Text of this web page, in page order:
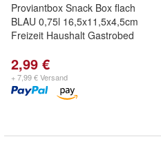
Proviantbox Snack Box flach
BLAU 0,75l 16,5x11,5x4,5cm
Freizeit Haushalt Gastrobed
2,99 €
+ 7,99 € Versand